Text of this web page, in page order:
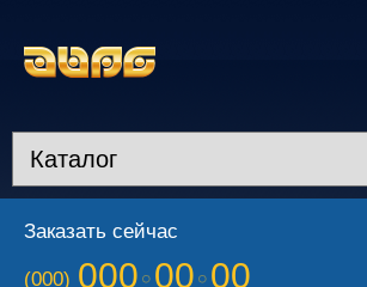
Заказать сейчас
(000) 000 00 00